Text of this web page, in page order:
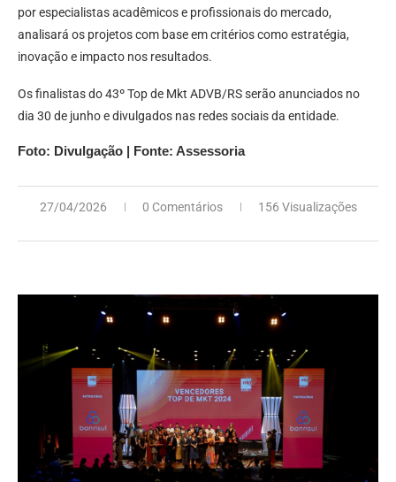
por especialistas acadêmicos e profissionais do mercado,
analisará os projetos com base em critérios como estratégia,
inovação e impacto nos resultados.
Os finalistas do 43º Top de Mkt ADVB/RS serão anunciados no
dia 30 de junho e divulgados nas redes sociais da entidade.
Foto: Divulgação | Fonte: Assessoria
27/04/2026 0 Comentários 156 Visualizações